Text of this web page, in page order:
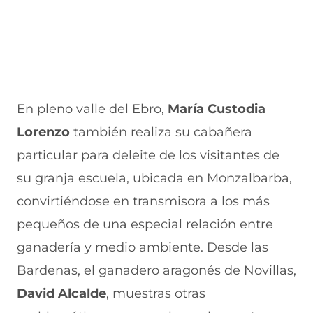
En pleno valle del Ebro, María Custodia
Lorenzo también realiza su cabañera
particular para deleite de los visitantes de
su granja escuela, ubicada en Monzalbarba,
convirtiéndose en transmisora a los más
pequeños de una especial relación entre
ganadería y medio ambiente. Desde las
Bardenas, el ganadero aragonés de Novillas,
David Alcalde, muestras otras